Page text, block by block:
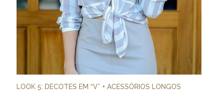
LOOK 5: DECOTES EM “V” + ACESSÓRIOS LONGOS